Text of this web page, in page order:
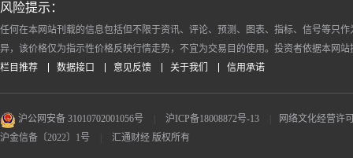
风险提示：
任何在本网站刊载的信息包括但不限于资讯、评论、预测、图表、指标、信号等只
异，该价格仅为指示性价格反映行情走势，不宜为交易目的使用。投资者依据本网
栏目推荐
数据接口 意见反馈 关于我们 信用承诺
沪公网安备 31010702001056号 沪ICP备18008872号-13
网络文化经营许
沪金信备〔2022〕1号
汇通财经 版权所有